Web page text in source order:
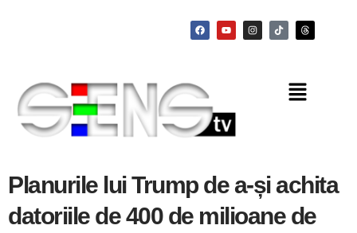
Planurile lui Trump de a-și achita
datoriile de 400 de milioane de